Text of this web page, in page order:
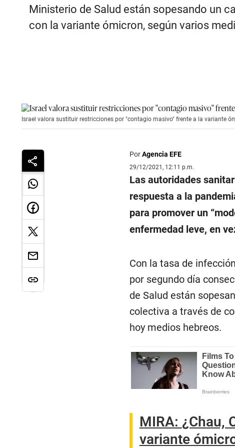
Ministerio de Salud están sopesando un
con la variante ómicron, según varios
Israel valora sustituir restricciones por "contagio masivo" frente a la variante
PorAgencia EFE
29/12/2021, 12:11 p.m.
Las autoridades
respuesta a la
para promover un
enfermedad leve, en
Con la tasa de
por segundo día
de Salud están
colectiva a través de
hoy medios hebreos.
MIRA: ¿Chau,
variante